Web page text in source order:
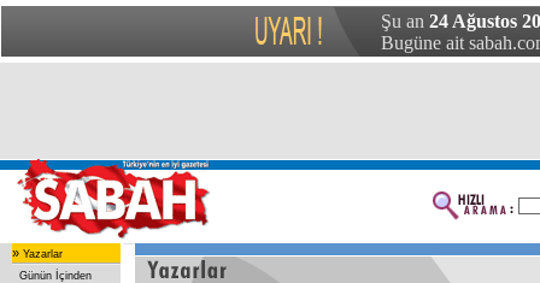
Şu an 24 Ağustos
Bugüne ait
» Yazarlar
Günün İçinden